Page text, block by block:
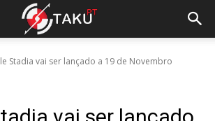
Stadia vai ser lançado a 19 de Novembro